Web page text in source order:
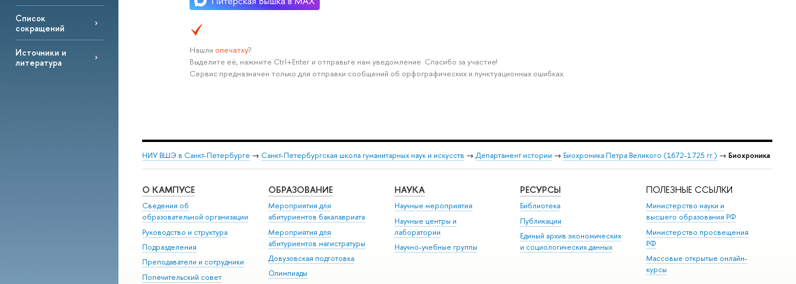
Список
сокращений
Источники и
литература
Нашли опечатку?
Выделите её, нажмите Ctrl+Enter и отправьте нам уведомление. Спасибо за участие!
Сервис предназначен только для отправки сообщений об орфографических и пунктуационных ошибках.
НИУ ВШЭ в Санкт-Петербурге → Санкт-Петербургская школа гуманитарных наук и искусств → Департамент истории → Биохроника Петра Великого (1672-1725 гг.) → Биохроника
О КАМПУСЕ
Сведения об
образовательной организации
Руководство и структура
Подразделения
Преподаватели и сотрудники
Попечительский совет
ОБРАЗОВАНИЕ
Мероприятия для
абитуриентов бакалавриата
Мероприятия для
абитуриентов магистратуры
Довузовская подготовка
Олимпиады
НАУКА
Научные мероприятия
Научные центры и
лаборатории
Научно-учебные группы
РЕСУРСЫ
Библиотека
Публикации
Единый архив экономических
и социологических данных
ПОЛЕЗНЫЕ ССЫЛКИ
Министерство науки и
высшего образования РФ
Министерство просвещения
РФ
Массовые открытые онлайн-
курсы